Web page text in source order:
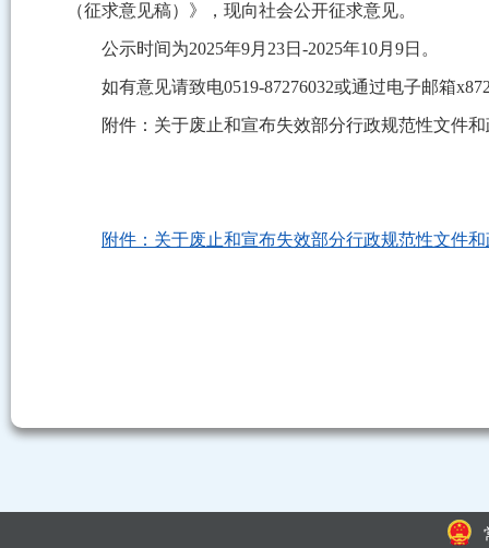
（征求意见稿）》，现向社会公开征求意见。
公示时间为2025年9月23日-2025年10月9日。
如有意见请致电0519-87276032或通过电子邮箱
附件：关于废止和宣布失效部分行政规范性文件
附件：关于废止和宣布失效部分行政规范性文件